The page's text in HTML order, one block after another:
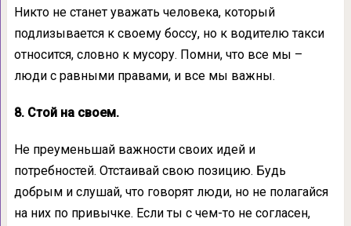
Никто не станет уважать человека, который
подлизывается к своему боссу, но к водителю такси
относится, словно к мусору. Помни, что все мы –
люди с равными правами, и все мы важны.
8. Стой на своем.
Не преуменьшай важности своих идей и
потребностей. Отстаивай свою позицию. Будь
добрым и слушай, что говорят люди, но не полагайся
на них по привычке. Если ты с чем-то не согласен,